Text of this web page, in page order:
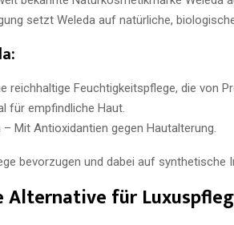
setzt Weleda auf natürliche,
reichhaltige Feuchtigkeitspflege, die von
für empfindliche Haut.
Mit Antioxidantien gegen Hautalterung.
bevorzugen und dabei auf
Alternative für